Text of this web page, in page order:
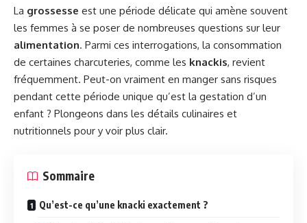
La grossesse est une période délicate qui amène souvent
les femmes à se poser de nombreuses questions sur leur
alimentation. Parmi ces interrogations, la consommation
de certaines charcuteries, comme les knackis, revient
fréquemment. Peut-on vraiment en manger sans risques
pendant cette période unique qu’est la gestation d’un
enfant ? Plongeons dans les détails culinaires et
nutritionnels pour y voir plus clair.
Sommaire
Qu’est-ce qu’une knacki exactement ?